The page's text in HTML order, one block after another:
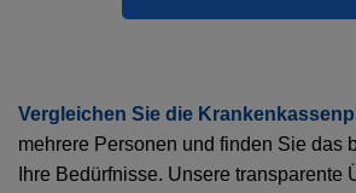
Vergleichen Sie die
mehrere Personen und finden Sie das
Ihre Bedürfnisse. Unsere transparente